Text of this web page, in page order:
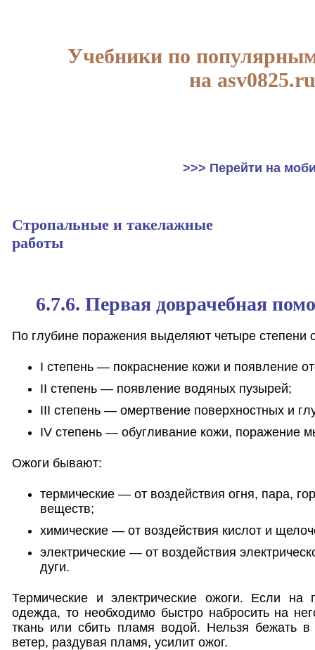
Учебники по
на asv0825.ru
>>> Перейти на
Стропальные и такелажные
работы
6.7.6. Первая доврачебная
По глубине поражения выделяют четыре степени
I степень — покраснение кожи и появление
II степень — появление водяных пузырей;
III степень — омертвение поверхностных и
IV степень — обугливание кожи, поражение
Ожоги бывают:
термические — от воздействия огня, пара,
веществ;
химические — от воздействия кислот и
электрические — от воздействия
дуги.
Термические и электрические ожоги. Если на
одежда, то необходимо быстро набросить на
ткань или сбить пламя водой. Нельзя бежать
ветер, раздувая пламя, усилит ожог.